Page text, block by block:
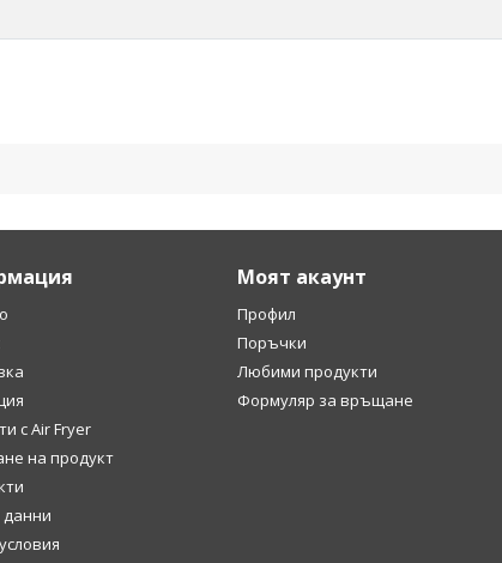
с Air Fryer
на продукт
Моят акаунт
Профил
Поръчки
Любими продукти
Формуляр за връщане